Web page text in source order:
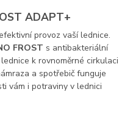
ADAPT+
provoz vaší lednice.
FROST s antibakteriální
k rovnoměrné cirkulaci
a spotřebič funguje
vám i potraviny v lednici